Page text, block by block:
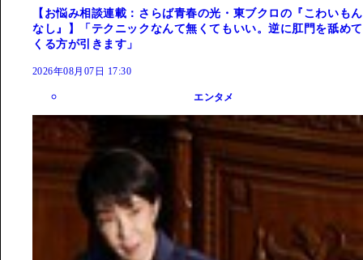
【お悩み相談連載：さらば青春の光・東ブクロの『こわいもん
なし』】「テクニックなんて無くてもいい。逆に肛門を舐めて
くる方が引きます」
2026年08月07日 17:30
エンタメ